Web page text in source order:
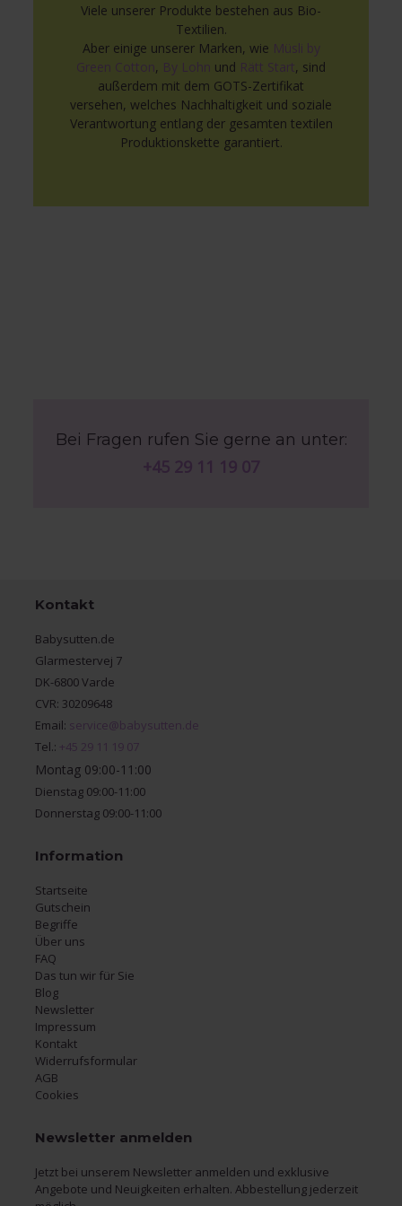
Viele unserer Produkte bestehen aus Bio-
Textilien.
Aber einige unserer Marken, wie Müsli by
Green Cotton, By Lohn und Rätt Start, sind
außerdem mit dem GOTS-Zertifikat
versehen, welches Nachhaltigkeit und soziale
Verantwortung entlang der gesamten textilen
Produktionskette garantiert.
Bei Fragen rufen Sie gerne an unter:
+45 29 11 19 07
Kontakt
Babysutten.de
Glarmestervej 7
DK-6800 Varde
CVR: 30209648
Email: service@babysutten.de
Tel.: +45 29 11 19 07
Montag 09:00-11:00
Dienstag 09:00-11:00
Donnerstag 09:00-11:00
Information
Startseite
Gutschein
Begriffe
Über uns
FAQ
Das tun wir für Sie
Blog
Newsletter
Impressum
Kontakt
Widerrufsformular
AGB
Cookies
Newsletter anmelden
Jetzt bei unserem Newsletter anmelden und exklusive
Angebote und Neuigkeiten erhalten. Abbestellung jederzeit